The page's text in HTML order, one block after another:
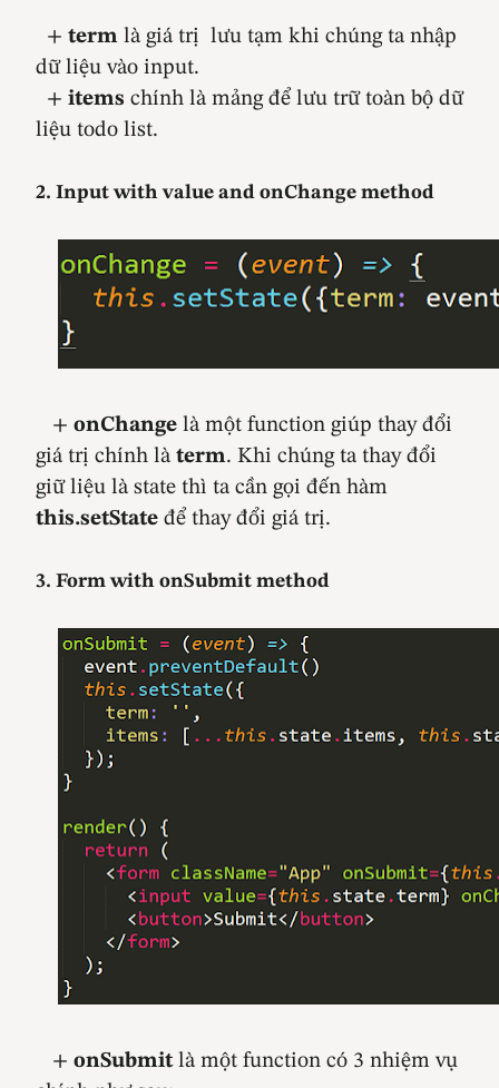
+ term là giá trị lưu tạm khi chúng ta nhập
dữ liệu vào input.
+ items chính là mảng để lưu trữ toàn bộ dữ
liệu todo list.
2. Input with value and onChange method
+ onChange là một function giúp thay đổi
giá trị chính là term. Khi chúng ta thay đổi
giữ liệu là state thì ta cần gọi đến hàm
this.setState để thay đổi giá trị.
3. Form with onSubmit method
+ onSubmit là một function có 3 nhiệm vụ